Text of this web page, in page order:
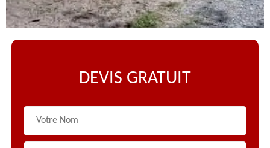
DEVIS GRATUIT